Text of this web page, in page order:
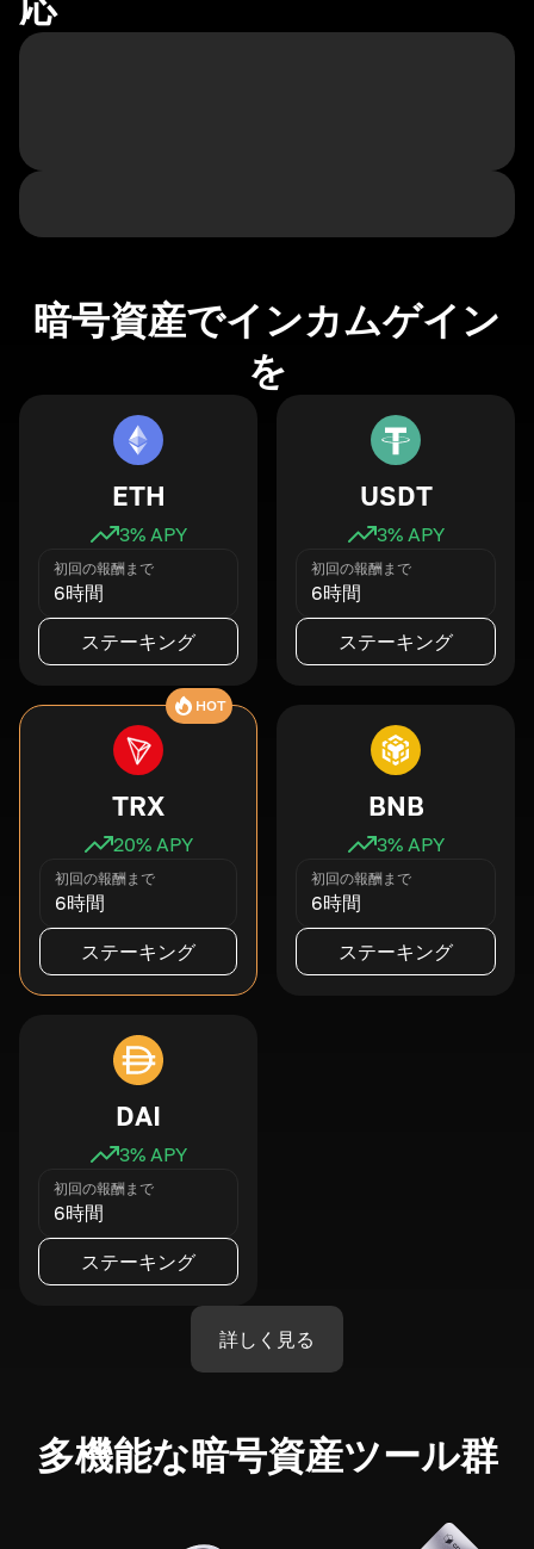
暗号資産でインカムゲイン
を
ETH
3% APY
初回の報酬まで
6時間
ステーキング
USDT
3% APY
初回の報酬まで
6時間
ステーキング
HOT
TRX
20% APY
初回の報酬まで
6時間
ステーキング
BNB
3% APY
初回の報酬まで
6時間
ステーキング
DAI
3% APY
初回の報酬まで
6時間
ステーキング
詳しく見る
多機能な暗号資産ツール群